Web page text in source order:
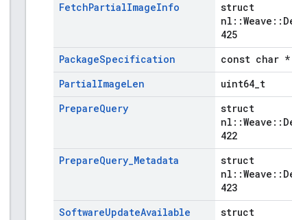
FetchPartialImageInfo
struct
425
PackageSpecification
const char *
PartialImageLen
uint64_t
PrepareQuery
struct
422
PrepareQuery_Metadata
struct
423
SoftwareUpdateAvailable
struct